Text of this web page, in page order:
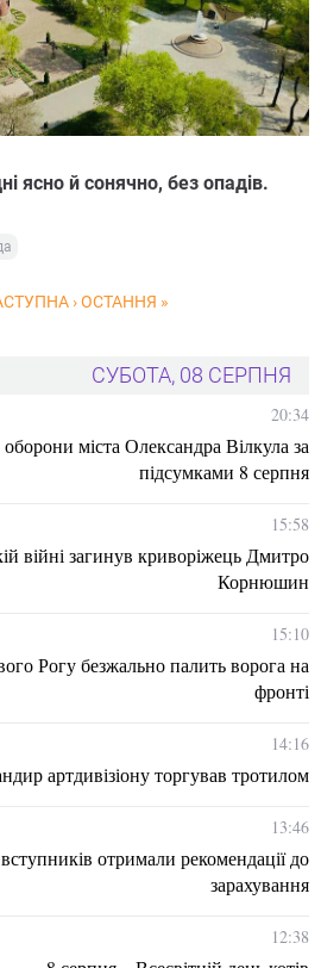
ясно й сонячно, без опадів.
› ОСТАННЯ »
СУБОТА, 08 СЕРПНЯ
20:34
міста Олександра Вілкула за
підсумками 8 серпня
15:58
війні загинув криворіжець Дмитро
Корнюшин
15:10
Рогу безжально палить ворога на
фронті
14:16
артдивізіону торгував тротилом
13:46
отримали рекомендації до
зарахування
12:38